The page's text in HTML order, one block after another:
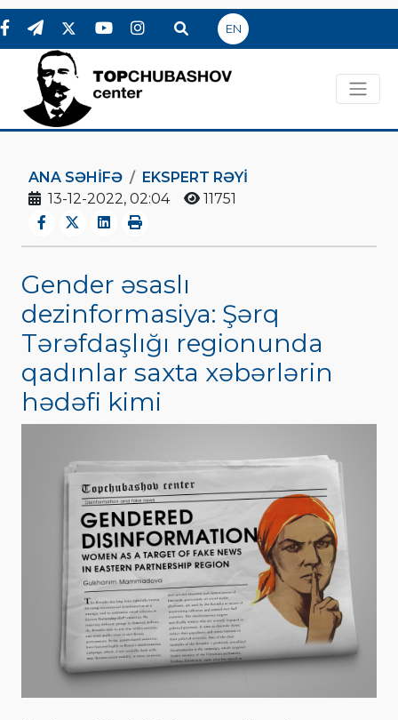
EN
ANA SƏHIFƏ
EKSPERT RƏYI
13-12-2022, 02:04
11751
Gender əsaslı
dezinformasiya: Şərq
Tərəfdaşlığı regionunda
qadınlar saxta xəbərlərin
hədəfi kimi